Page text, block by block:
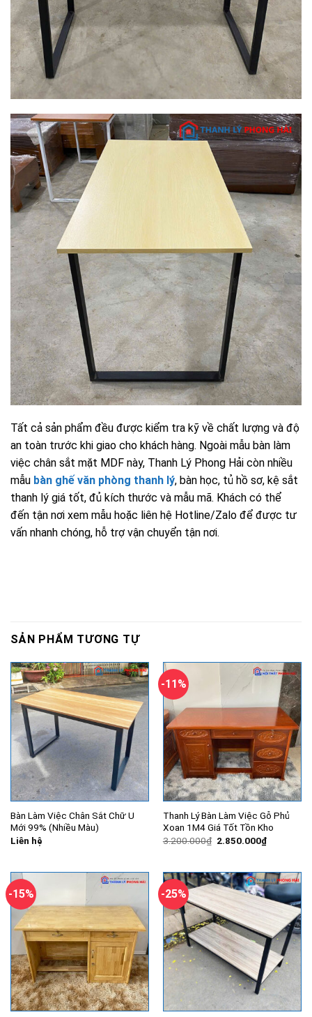
Tất cả sản phẩm đều được kiểm tra kỹ về chất lượng và độ
an toàn trước khi giao cho khách hàng. Ngoài mẫu bàn làm
việc chân sắt mặt MDF này, Thanh Lý Phong Hải còn nhiều
mẫu bàn ghế văn phòng thanh lý, bàn học, tủ hồ sơ, kệ sắt
thanh lý giá tốt, đủ kích thước và mẫu mã. Khách có thể
đến tận nơi xem mẫu hoặc liên hệ Hotline/Zalo để được tư
vấn nhanh chóng, hỗ trợ vận chuyển tận nơi.
SẢN PHẨM TƯƠNG TỰ
Bàn Làm Việc Chân Sắt Chữ U
Mới 99% (Nhiều Màu)
Liên hệ
-11%
Thanh Lý Bàn Làm Việc Gỗ Phủ
Xoan 1M4 Giá Tốt Tồn Kho
3.200.000₫ Giá
2.850.000₫Giá
hiện
-15% -25%